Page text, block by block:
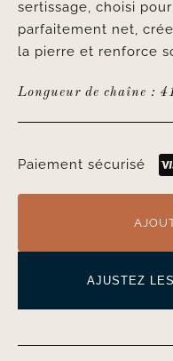
sertissage, choisi
parfaitement net,
la pierre et renforce
Longueur de chaîne :
Paiement sécurisé
AJUSTEZ